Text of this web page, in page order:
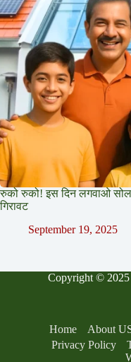
रुको रुको! इस दिन लगवाओ
गिरावट
September 19, 2025
Copyright © 2025
Home About
Privacy Policy